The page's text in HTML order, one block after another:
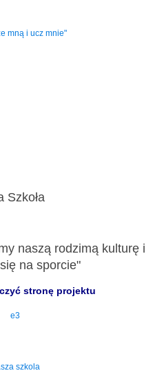
mną i ucz mnie"
Szkoła
naszą rodzimą kulturę i
na sporcie"
stronę projektu